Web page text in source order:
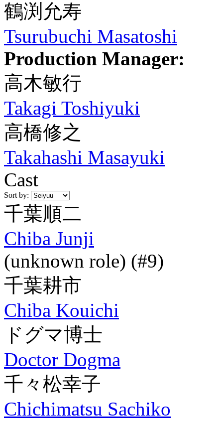
鶴渕允寿
Tsurubuchi Masatoshi
Production Manager:
高木敏行
Takagi Toshiyuki
高橋修之
Takahashi Masayuki
Cast
Sort by:
千葉順二
Chiba Junji
(unknown role) (#9)
千葉耕市
Chiba Kouichi
ドグマ博士
Doctor Dogma
千々松幸子
Chichimatsu Sachiko